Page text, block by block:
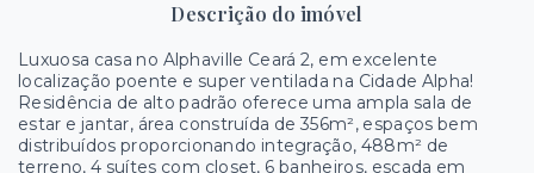
Descrição do imóvel
Luxuosa casa no Alphaville Ceará 2, em excelente
localização poente e super ventilada na Cidade Alpha!
Residência de alto padrão oferece uma ampla sala de
estar e jantar, área construída de 356m², espaços bem
distribuídos proporcionando integração, 488m² de
terreno, 4 suítes com closet, 6 banheiros, escada em